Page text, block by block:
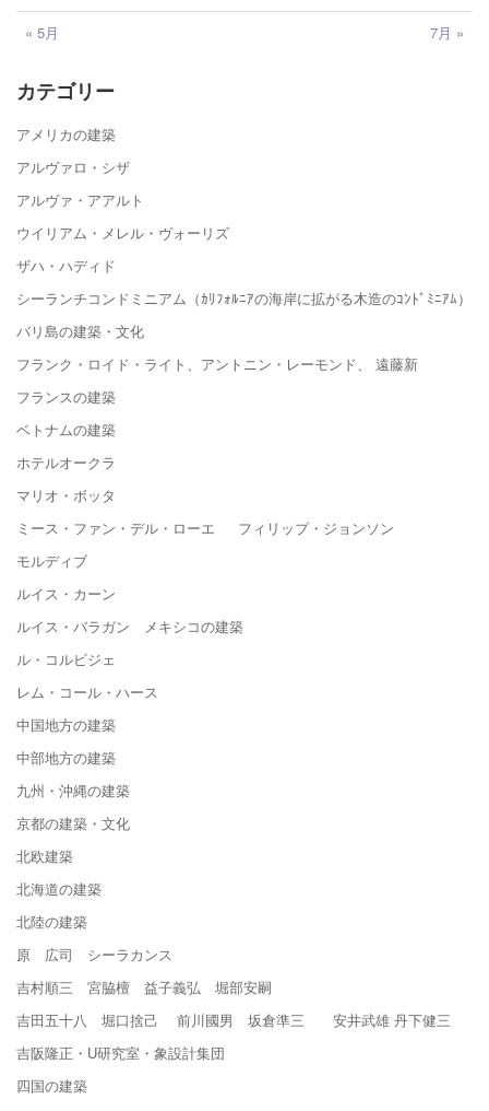
« 5月 7月 »
カテゴリー
アメリカの建築
アルヴァロ・シザ
アルヴァ・アアルト
ウイリアム・メレル・ヴォーリズ
ザハ・ハディド
シーランチコンドミニアム（ｶﾘﾌｫﾙﾆｱの海岸に拡がる木造のｺﾝﾄﾞﾐﾆｱﾑ）
バリ島の建築・文化
フランク・ロイド・ライト、アントニン・レーモンド、 遠藤新
フランスの建築
ベトナムの建築
ホテルオークラ
マリオ・ボッタ
ミース・ファン・デル・ローエ フィリップ・ジョンソン
モルディブ
ルイス・カーン
ルイス・バラガン メキシコの建築
ル・コルビジェ
レム・コール・ハース
中国地方の建築
中部地方の建築
九州・沖縄の建築
京都の建築・文化
北欧建築
北海道の建築
北陸の建築
原 広司 シーラカンス
吉村順三 宮脇檀 益子義弘 堀部安嗣
吉田五十八 堀口捨己 前川國男 坂倉準三 安井武雄 丹下健三
吉阪隆正・U研究室・象設計集団
四国の建築